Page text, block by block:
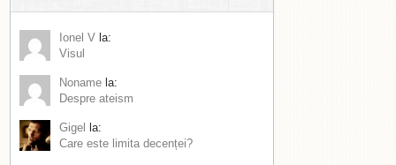
Ionel V la:
Visul
Noname la:
Despre ateism
Gigel
la:
Care este limita decenței?